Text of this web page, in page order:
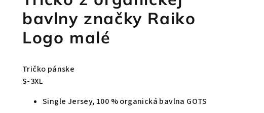
bavlny značky Raiko
Logo malé
Tričko pánske
S-3XL
Single Jersey, 100 % organická bavlna GOTS